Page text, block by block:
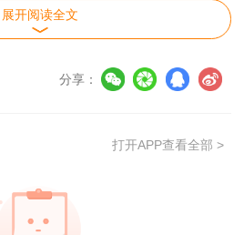
现金流量，即只考虑回收之
资回收之后的情况，故无法
个计算期内的经济效果。它
，或与其他评价指标结合应
当年即投产并达到设计生产
万元。则该项目的静态投资
展开阅读全文
分享：
打开APP查看全部 >